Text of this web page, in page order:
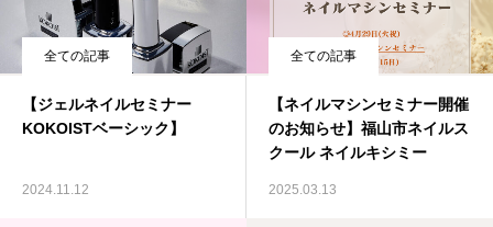
全ての記事
【ジェルネイルセミナー
KOKOISTベーシック】
2024.11.12
全ての記事
【ネイルマシンセミナー開催
のお知らせ】福山市ネイルス
クール ネイルキシミー
2025.03.13